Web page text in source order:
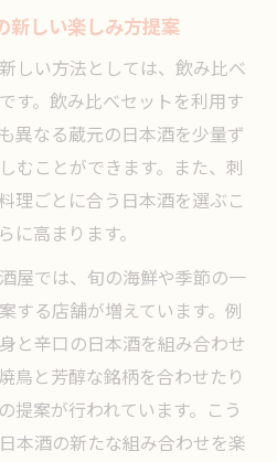
酒と伝統の味わい
ではの日本酒体験を楽しむ
酒屋の選び方と楽しみ方
実する山手線周辺の楽しみ
本酒飲み比べのコツと魅
で多彩な日本酒を味わう
見つける日本酒の個性
広がる山手線沿線の楽し
が充実した居酒屋の選び方
新しい楽しみ方提案
しい方法としては、飲み比べ
す。飲み比べセットを利用す
異なる蔵元の日本酒を少量ず
むことができます。また、刺
理ごとに合う日本酒を選ぶこ
に高まります。
屋では、旬の海鮮や季節の一
する店舗が増えています。例
と辛口の日本酒を組み合わせ
鳥と芳醇な銘柄を合わせたり
提案が行われています。こう
本酒の新たな組み合わせを楽